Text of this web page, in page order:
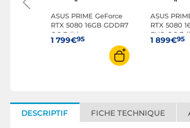
ASUS PRIME GeForce
RTX 5080 16GB GDDR7
OC Edition
1 799€95
ASUS
RTX 5080
EVO OC
1 899€95
DESCRIPTIF FICHE TECHNIQUE